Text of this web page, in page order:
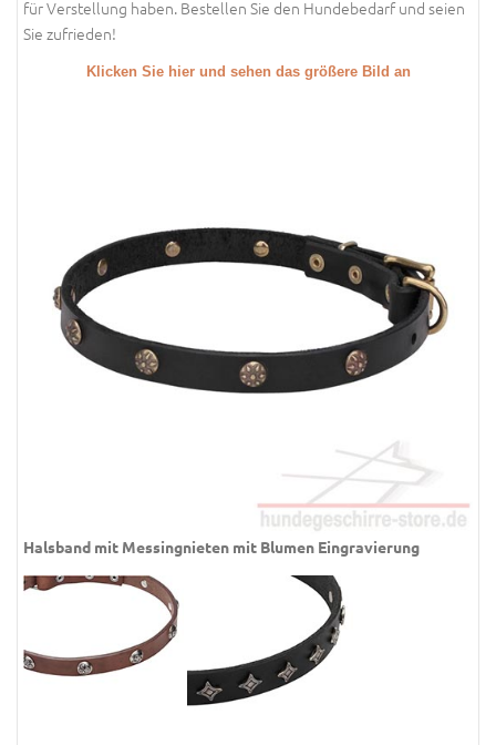
für Verstellung haben. Bestellen Sie den Hundebedarf und seien
Sie zufrieden!
Klicken Sie hier und sehen das größere Bild an
Halsband mit Messingnieten mit Blumen Eingravierung